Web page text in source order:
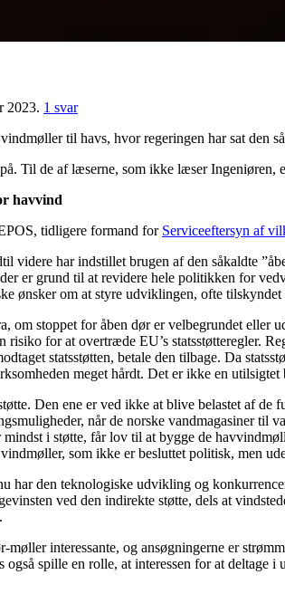
2023. 1 svar
til havs, hvor regeringen har sat den
Til de af læserne, som ikke læser
havvind
tidligere formand for Serviceeftersyn af
videre har indstillet brugen af den såkaldte
er grund til at revidere hele politikken for
ønsker om at styre udviklingen, ofte
om stoppet for åben dør er velbegrundet eller
risiko for at overtræde EU’s statsstøtteregler.
statsstøtten, betale den tilbage. Da
meget hårdt. Det er ikke en
Den ene er ved ikke at blive belastet af de
når de norske vandmagasiner
i støtte, får lov til at bygge de
som ikke er besluttet politisk, men
den teknologiske udvikling og
ved den indirekte støtte, dels at
interessante, og ansøgningerne er
spille en rolle, at interessen for at